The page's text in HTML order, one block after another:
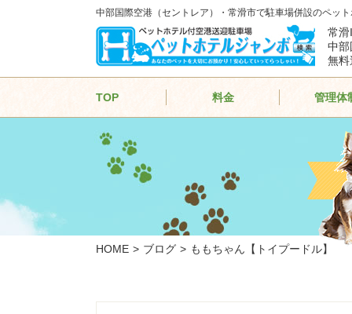
中部国際空港（セントレア）・常滑市で駐車場併設のペッ
常滑
中部
無料
TOP 料金 管理体
HOME ブログ ももちゃん【トイプードル】